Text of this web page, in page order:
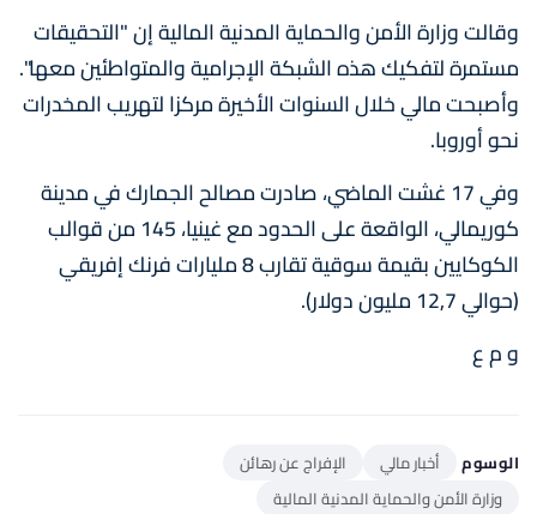
وقالت وزارة الأمن والحماية المدنية المالية إن "التحقيقات
مستمرة لتفكيك هذه الشبكة الإجرامية والمتواطئين معها".
وأصبحت مالي خلال السنوات الأخيرة مركزا لتهريب المخدرات
نحو أوروبا.
وفي 17 غشت الماضي، صادرت مصالح الجمارك في مدينة
كوريمالي، الواقعة على الحدود مع غينيا، 145 من قوالب
الكوكايين بقيمة سوقية تقارب 8 مليارات فرنك إفريقي
(حوالي 12,7 مليون دولار).
و م ع
الوسوم أخبار مالي
الإفراج عن رهائن
وزارة الأمن والحماية المدنية المالية